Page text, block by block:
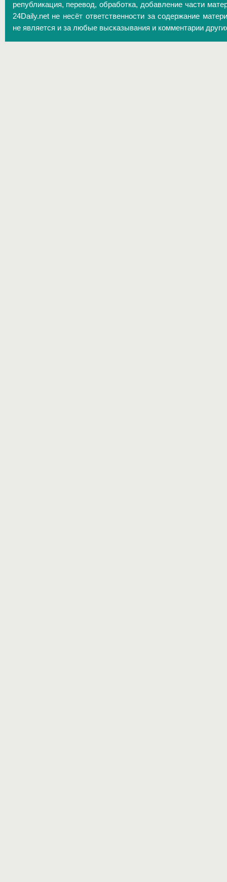
републикация, перевод, обработка, добавление части
24Daily.net не несёт ответственности за содержание
не является и за любые высказывания и комментарии